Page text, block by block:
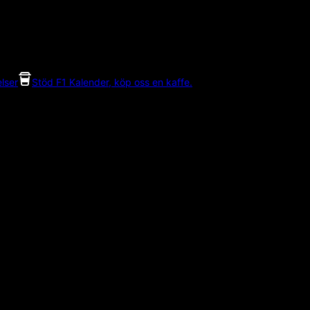
Stöd F1 Kalender, köp oss en kaffe.